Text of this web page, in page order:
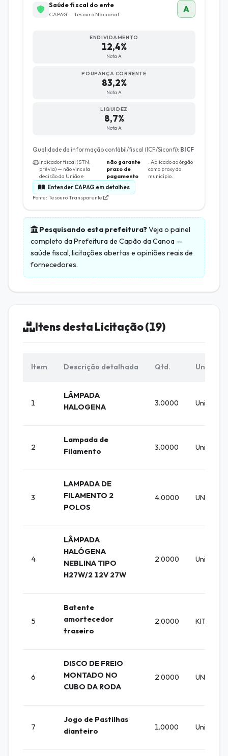
Saúde fiscal do ente
CAPAG — Tesouro Nacional
A
ENDIVIDAMENTO
12,4%
Nota A
POUPANÇA CORRENTE
83,2%
Nota A
LIQUIDEZ
8,7%
Nota A
Qualidade da informação contábil/fiscal (ICF/Siconfi): BICF
Indicador fiscal (STN,
prévia) — não vincula
decisão da União e
não garante
prazo de
pagamento
. Aplicado ao órgão
como proxy do
município.
Entender CAPAG em detalhes
Fonte: Tesouro Transparente
Pesquisando esta prefeitura?Veja o painel
completo daPrefeitura de Capão da Canoa —
saúde fiscal, licitações abertas e opiniões reais de
fornecedores.
Itens desta Licitação (19)
Item Descrição detalhada Qtd. Unid.
1
LÂMPADA
HALOGENA
3.0000 Unidade
2
Lampada de
Filamento
3.0000 Unidade
3
LAMPADA DE
FILAMENTO 2
POLOS
4.0000
4
LÂMPADA
HALÓGENA
NEBLINA TIPO
H27W/2 12V 27W
2.0000 Unidade
5
Batente
amortecedor
traseiro
2.0000 KIT
6
DISCO DE FREIO
MONTADO NO
CUBO DA RODA
2.0000
7
Jogo de Pastilhas
dianteiro
1.0000 Unidade